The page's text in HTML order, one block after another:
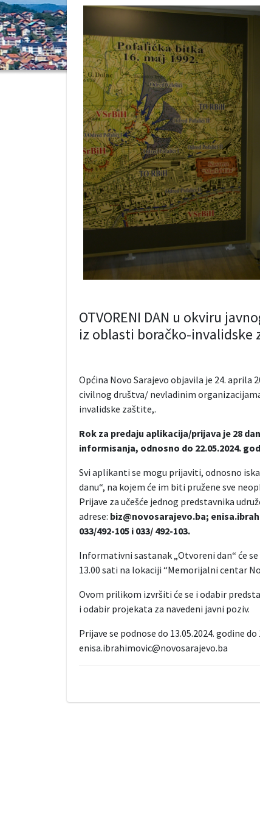
OTVORENI DAN u okviru
iz oblasti boračko-invalidske
Općina Novo Sarajevo objavila je 24. aprila
civilnog društva/ nevladinim
invalidske zaštite,.
Rok za predaju aplikacija/prijava je 28
informisanja, odnosno do 22.05.2024.
Svi aplikanti se mogu prijaviti, odnosno
danu“, na kojem će im biti pružene sve
Prijave za učešće jednog predstavnika
adrese: biz@novosarajevo.ba;
033/492-105 i 033/ 492-103.
Informativni sastanak „Otvoreni dan“ će se
13.00 sati na lokaciji “Memorijalni centar
Ovom prilikom izvršiti će se i odabir
i odabir projekata za navedeni javni poziv.
Prijave se podnose do 13.05.2024. godine
enisa.ibrahimovic@novosarajevo.ba